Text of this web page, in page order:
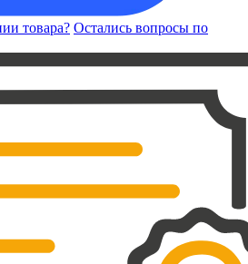
товара? Остались вопросы по